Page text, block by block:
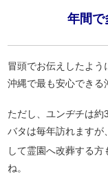
年間で
冒頭でお伝えしたよう
沖縄で最も安心できる
ただし、ユンヂチは
バタは毎年訪れますが
して霊園へ改葬する方
ね。